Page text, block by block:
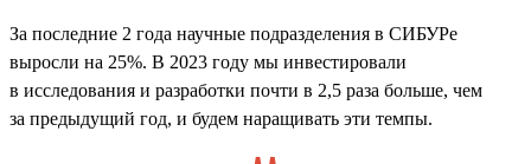
За последние 2 года научные подразделения в СИБУРе
выросли на 25%. В 2023 году мы инвестировали
в исследования и разработки почти в 2,5 раза больше, чем
за предыдущий год, и будем наращивать эти темпы.